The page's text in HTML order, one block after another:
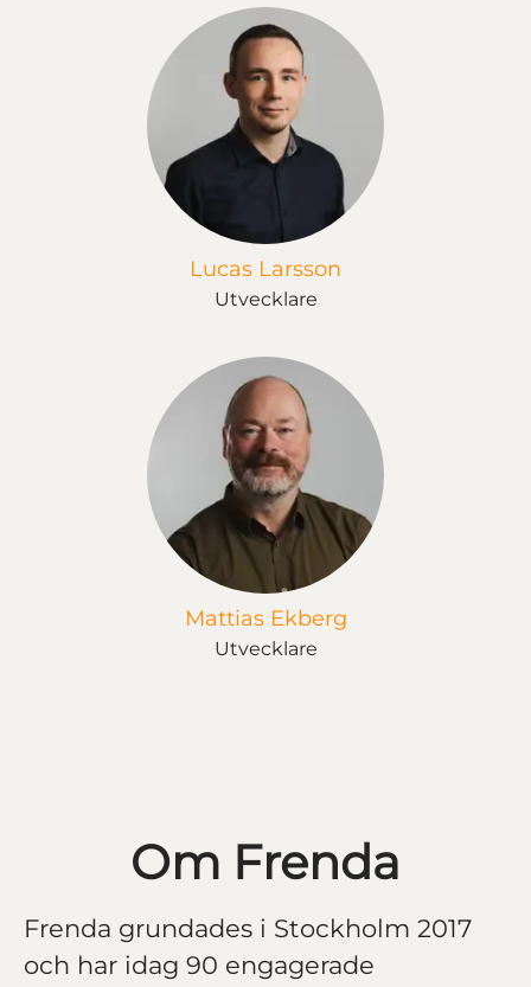
Lucas Larsson
Utvecklare
Mattias Ekberg
Utvecklare
Om Frenda
Frenda grundades i Stockholm 2017
och har idag 90 engagerade